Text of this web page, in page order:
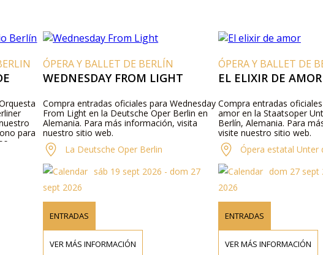
para
precios
ÓPERA Y BALLET DE BERLÍN
WEDNESDAY FROM LIGHT
Compra entradas oficiales para Wednesday
From Light en la Deutsche Oper Berlin en
Alemania. Para más información, visita
nuestro sitio web.
La Deutsche Oper Berlin
sáb 19 sept 2026 - dom 27
sept 2026
ENTRADAS
VER MÁS INFORMACIÓN
ÓPERA Y BALLET DE
EL ELIXIR DE AMOR
Compra entradas
amor en la Staatsoper
Berlín, Alemania. Para
visite nuestro sitio web.
Ópera estatal Unter
dom 27 sept
2026
ENTRADAS
VER MÁS INFORMACIÓN